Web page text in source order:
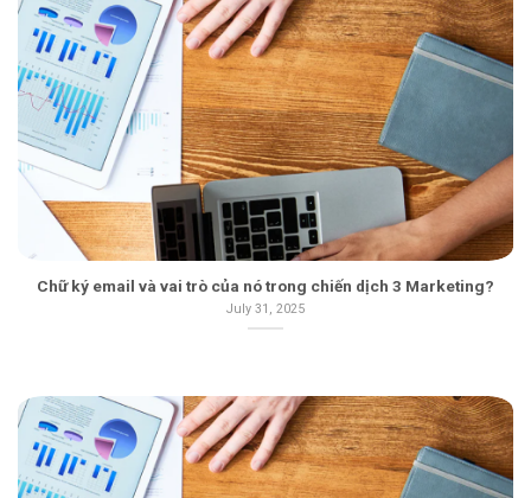
Chữ ký email và vai trò của nó trong chiến dịch 3 Marketing?
July 31, 2025